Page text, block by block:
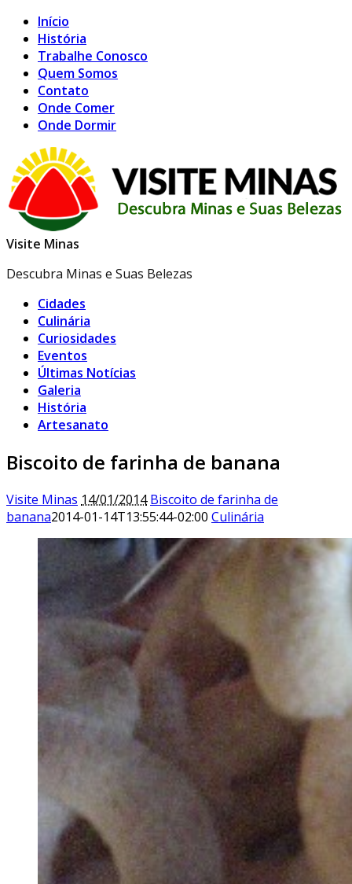
Início
História
Trabalhe Conosco
Quem Somos
Contato
Onde Comer
Onde Dormir
Visite Minas
Descubra Minas e Suas Belezas
Cidades
Culinária
Curiosidades
Eventos
Últimas Notícias
Galeria
História
Artesanato
Biscoito de farinha de banana
Visite Minas 14/01/2014 Biscoito de farinha de
banana2014-01-14T13:55:44-02:00 Culinária